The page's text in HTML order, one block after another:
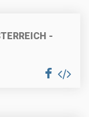
-